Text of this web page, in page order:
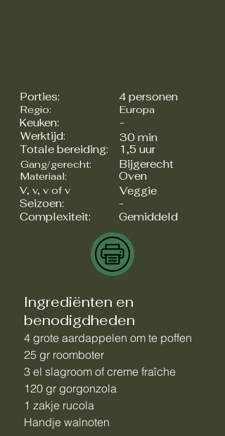
Porties: 4 personen
Regio:
Keuken:
Werktijd:
Totale bereiding:
Europa
-
30 min
1,5 uur
Bijgerecht
Materiaal:
Gang/gerecht:
Oven
V, v, v of v
Seizoen:
Veggie
-
Complexiteit:
Gemiddeld
Ingrediënten en
benodigdheden
4 grote aardappelen om te poffen
25 gr roomboter
3 el slagroom of creme fraîche
120 gr gorgonzola
1 zakje rucola
Handje walnoten